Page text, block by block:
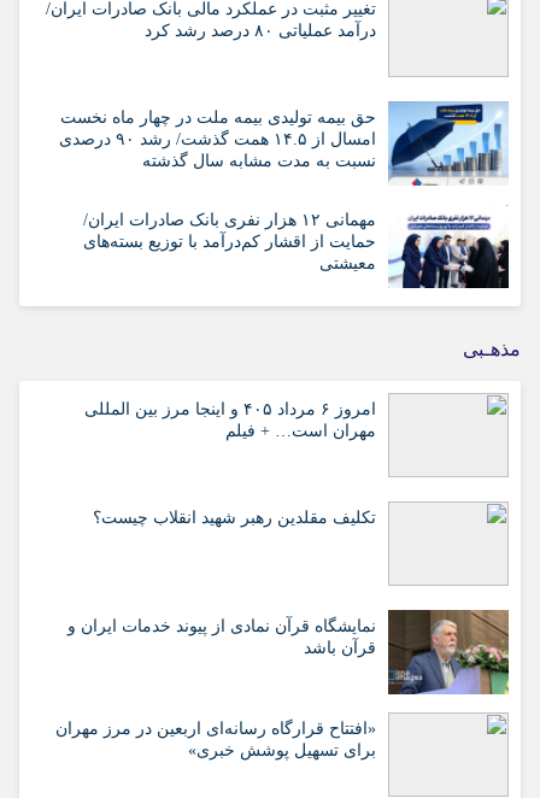
تغییر مثبت در عملکرد مالی بانک صادرات ایران/
درآمد عملیاتی ۸۰ درصد رشد کرد
حق بیمه تولیدی بیمه ملت در چهار ماه نخست
امسال از ۱۴.۵ همت گذشت/ رشد ۹۰ درصدی
نسبت به مدت مشابه سال گذشته
مهمانی ۱۲ هزار نفری بانک صادرات ایران/
حمایت از اقشار کم‌درآمد با توزیع بسته‌های
معیشتی
مذهـبی
امروز ۶ مرداد ۴۰۵ و اینجا مرز بین المللی
مهران است… + فیلم
تکلیف مقلدین رهبر شهید انقلاب چیست؟
نمایشگاه قرآن نمادی از پیوند خدمات ایران و
قرآن باشد
«افتتاح قرارگاه رسانه‌ای اربعین در مرز مهران
برای تسهیل پوشش خبری»